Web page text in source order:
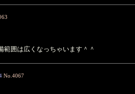
囲は広くなっちゃいます＾＾
No.4067